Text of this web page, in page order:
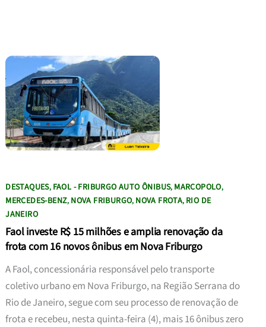
DESTAQUES, FAOL - FRIBURGO AUTO ÔNIBUS, MARCOPOLO,
MERCEDES-BENZ, NOVA FRIBURGO, NOVA FROTA, RIO DE
JANEIRO
Faol investe R$ 15 milhões e amplia renovação da
frota com 16 novos ônibus em Nova Friburgo
A Faol, concessionária responsável pelo transporte
coletivo urbano em Nova Friburgo, na Região Serrana do
Rio de Janeiro, segue com seu processo de renovação de
frota e recebeu, nesta quinta-feira (4), mais 16 ônibus zero